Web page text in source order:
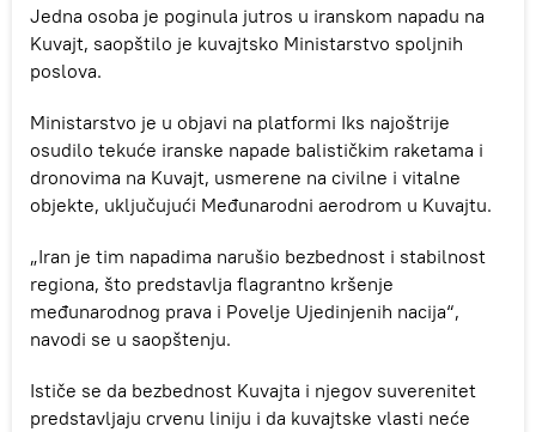
Jedna osoba je poginula jutros u iranskom napadu na
Kuvajt, saopštilo je kuvajtsko Ministarstvo spoljnih
poslova.
Ministarstvo je u objavi na platformi Iks najoštrije
osudilo tekuće iranske napade balističkim raketama i
dronovima na Kuvajt, usmerene na civilne i vitalne
objekte, uključujući Međunarodni aerodrom u Kuvajtu.
„Iran je tim napadima narušio bezbednost i stabilnost
regiona, što predstavlja flagrantno kršenje
međunarodnog prava i Povelje Ujedinjenih nacija“,
navodi se u saopštenju.
Ističe se da bezbednost Kuvajta i njegov suverenitet
predstavljaju crvenu liniju i da kuvajtske vlasti neće